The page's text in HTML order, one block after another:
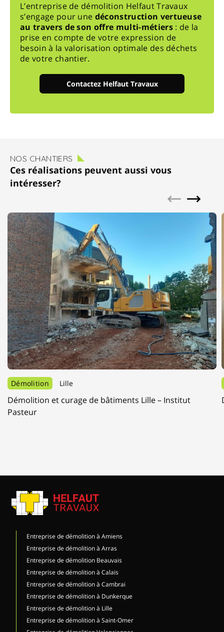
L’entreprise de démolition Helfaut Travaux
s’engage pour une déconstruction vertueuse
au travers de son offre multi-métiers: de la
prise en compte de votre expression de
besoin à la valorisation optimale des déchets
de votre chantier.
Contactez Helfaut Travaux
NOS CHANTIERS
Ces réalisations peuvent aussi vous
intéresser?
Démolition Lille
Démolition et curage de bâtiments Lille – Institut
Pasteur
Entreprise de démolition à Amiens
Entreprise de démolition à Arras
Entreprise de démolition Beauvais
Entreprise de démolition à Calais
Entreprise de démolition à Cambrai
Entreprise de démolition à Dunkerque
Entreprise de démolition à Lille
Entreprise de démolition à Saint-Omer